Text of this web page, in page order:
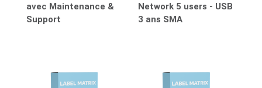
avec Maintenance &
Support
Network 5 users - USB
3 ans SMA